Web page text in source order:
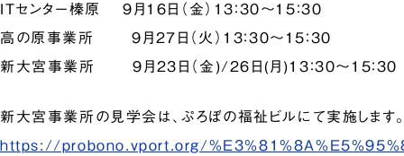
ITセンター榛原 9月16日（金）13：30～15：30
高の原事業所 9月27日（火）13：30～15：30
新大宮事業所 9月23日（金)/26日(月)13：30～15：30
新大宮事業所の見学会は、ぷろぼの福祉ビルにて実施します
https://probono.vport.org/